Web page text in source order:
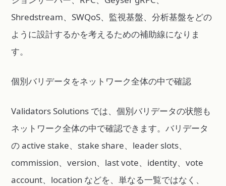
Shredstream、SWQoS、監視基盤、分析基盤をどの
ように設計するかを考えるための補助線になりま
す。
個別バリデータをネットワーク全体の中で確認
Validators Solutions では、個別バリデータの状態も
ネットワーク全体の中で確認できます。バリデータ
の active stake、stake share、leader slots、
commission、version、last vote、identity、vote
account、location などを、単なる一覧ではなく、